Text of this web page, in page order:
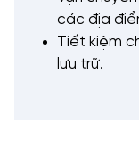
các địa
Tiết kiệm
lưu trữ.